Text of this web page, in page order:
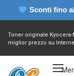
Sconti fino
Toner originale Kyocera-
miglior prezzo su